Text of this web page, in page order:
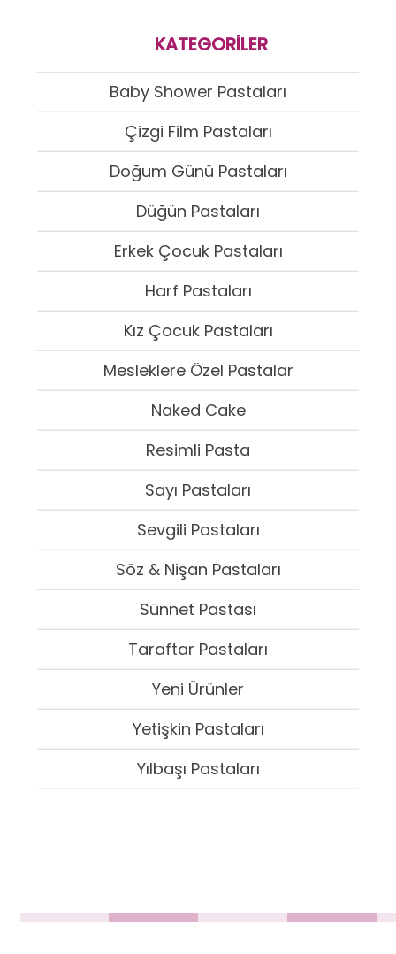
KATEGORILER
Baby Shower Pastaları
Çizgi Film Pastaları
Doğum Günü Pastaları
Düğün Pastaları
Erkek Çocuk Pastaları
Harf Pastaları
Kız Çocuk Pastaları
Mesleklere Özel Pastalar
Naked Cake
Resimli Pasta
Sayı Pastaları
Sevgili Pastaları
Söz & Nişan Pastaları
Sünnet Pastası
Taraftar Pastaları
Yeni Ürünler
Yetişkin Pastaları
Yılbaşı Pastaları